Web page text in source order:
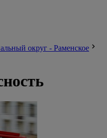
округ - Раменское